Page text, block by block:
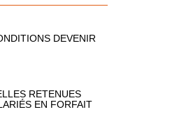
DEVENIR
RETENUES
EN FORFAIT